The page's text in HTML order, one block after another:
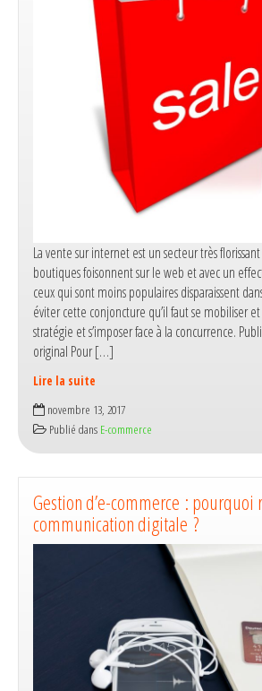
La vente sur internet est un secteur très
boutiques foisonnent sur le web et avec un
ceux qui sont moins populaires disparaissent
éviter cette conjoncture qu’il faut se mobiliser
stratégie et s’imposer face à la concurrence.
original Pour […]
Lire la suite
e-
boutique
:
comment
la
rendre
performante
et
novembre 13, 2017
Publié dans E-commerce
Gestion d’e-commerce : pourquoi
communication digitale ?